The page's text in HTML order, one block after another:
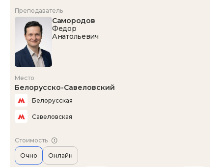
Преподаватель
Самородов
Федор
Анатольевич
Место
Белорусско-Савеловский
Белорусская
Савеловская
Стоимость
Очно Онлайн